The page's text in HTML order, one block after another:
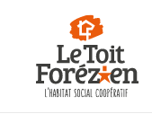
Aller au contenu